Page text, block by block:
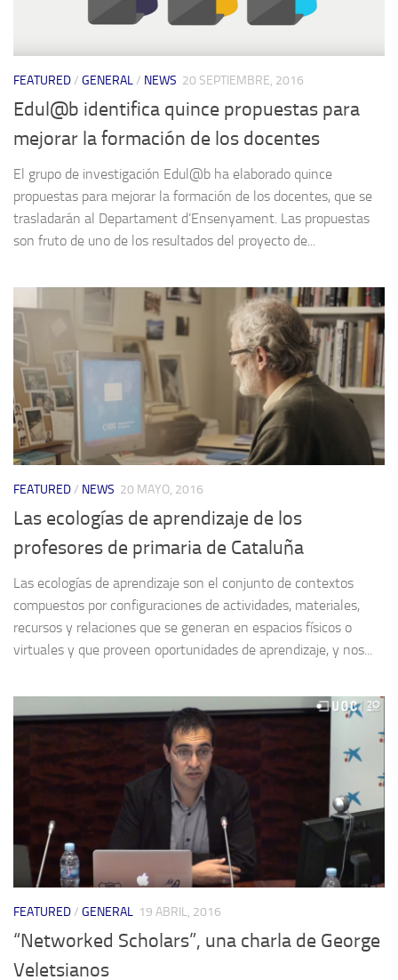
FEATURED/ GENERAL/ NEWS 20 SEPTIEMBRE, 2016
Edul@b identifica quince propuestas para
mejorar la formación de los docentes
El grupo de investigación Edul@b ha elaborado quince
propuestas para mejorar la formación de los docentes, que se
trasladarán al Departament d’Ensenyament. Las propuestas
son fruto de uno de los resultados del proyecto de...
FEATURED/ NEWS 20 MAYO, 2016
Las ecologías de aprendizaje de los
profesores de primaria de Cataluña
Las ecologías de aprendizaje son el conjunto de contextos
compuestos por configuraciones de actividades, materiales,
recursos y relaciones que se generan en espacios físicos o
virtuales y que proveen oportunidades de aprendizaje, y nos...
FEATURED/ GENERAL 19 ABRIL, 2016
“Networked Scholars”, una charla de George
Veletsianos